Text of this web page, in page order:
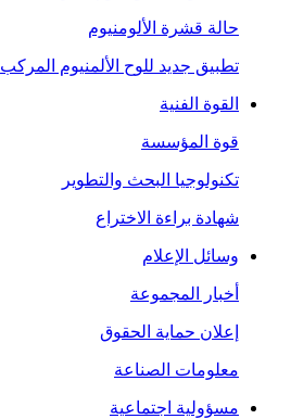
حالة قشرة الألومنيوم
تطبيق جديد للوح الألمنيوم المركب
القوة الفنية
قوة المؤسسة
تكنولوجيا البحث والتطوير
شهادة براءة الاختراع
وسائل الإعلام
أخبار المجموعة
إعلان حماية الحقوق
معلومات الصناعة
مسؤولية اجتماعية